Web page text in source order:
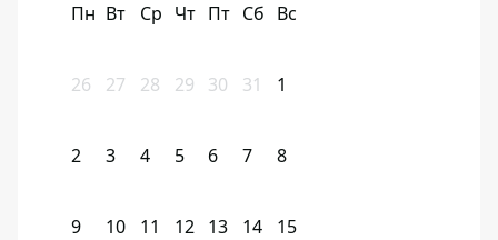
Пн Вт Ср Чт Пт Сб Вс
26 27 28 29 30 31 1
2 3 4 5 6 7 8
9 10 11 12 13 14 15